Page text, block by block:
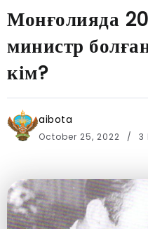
Монғолияда
министр
кім?
aibota
October 25, 2022 3